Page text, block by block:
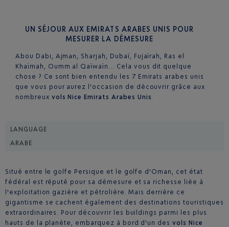
UN SÉJOUR AUX EMIRATS ARABES UNIS POUR
MESURER LA DÉMESURE
Abou Dabi, Ajman, Sharjah, Dubaï, Fujaïrah, Ras el
Khaïmah, Oumm al Qaïwaïn… Cela vous dit quelque
chose ? Ce sont bien entendu les 7 Emirats arabes unis
que vous pour aurez l'occasion de découvrir grâce aux
nombreux vols Nice Emirats Arabes Unis.
LANGUAGE
ARABE
Situé entre le golfe Persique et le golfe d'Oman, cet état
fédéral est réputé pour sa démesure et sa richesse liée à
l'exploitation gazière et pétrolière. Mais derrière ce
gigantisme se cachent également des destinations touristiques
extraordinaires. Pour découvrir les buildings parmi les plus
hauts de la planète, embarquez à bord d'un desvols Nice